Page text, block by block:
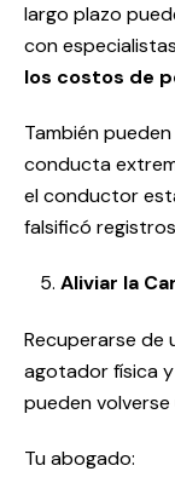
largo plazo
con
los costos de
También
conducta
el conductor
falsificó
Aliviar la
Recuperarse de
agotador física
pueden volverse
Tu abogado: